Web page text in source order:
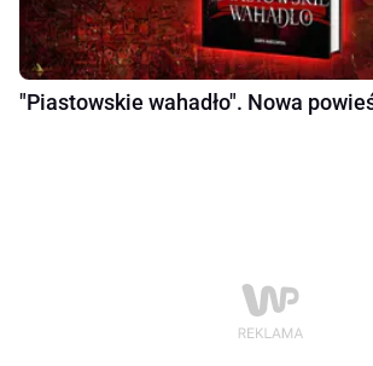
"Piastowskie wahadło". Nowa